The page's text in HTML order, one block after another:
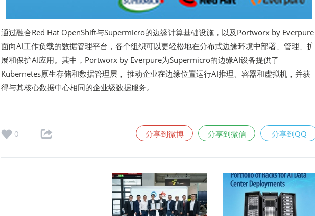
通过融合Red Hat OpenShift与Supermicro的边缘计算基础设施，以及Portworx by Everpure
面向AI工作负载的数据管理平台，各个组织可以更轻松地在分布式边缘环境中部署、管理、扩
展和保护AI应用。其中，Portworx by Everpure为Supermicro的边缘AI设备提供了
Kubernetes原生存储和数据管理层， 推动企业在边缘位置运行AI推理、容器和虚拟机，并获
得与其核心数据中心相同的企业级数据服务。
0 分享到微博 分享到微信 分享到QQ